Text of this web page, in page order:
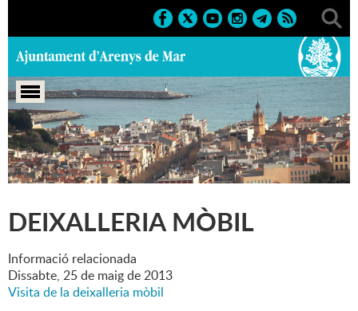
Portada > Marcs > 2014 > Societat > Deixalleria mòbil
DEIXALLERIA MÒBIL
Informació relacionada
Dissabte, 25de maigde2013
Visita de la deixalleria mòbil